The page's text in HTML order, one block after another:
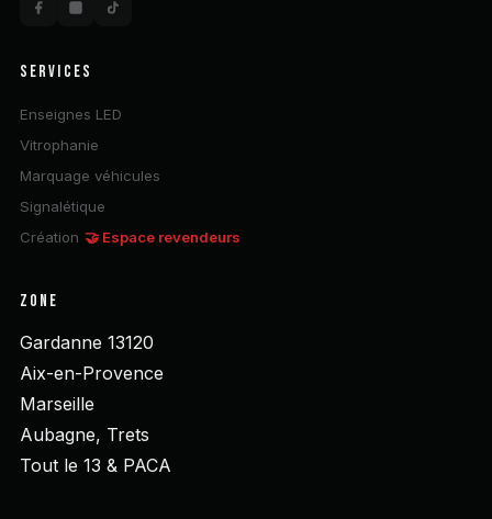
SERVICES
Enseignes LED
Vitrophanie
Marquage véhicules
Signalétique
Création 🤝 Espace revendeurs
ZONE
Gardanne 13120
Aix-en-Provence
Marseille
Aubagne, Trets
Tout le 13 & PACA